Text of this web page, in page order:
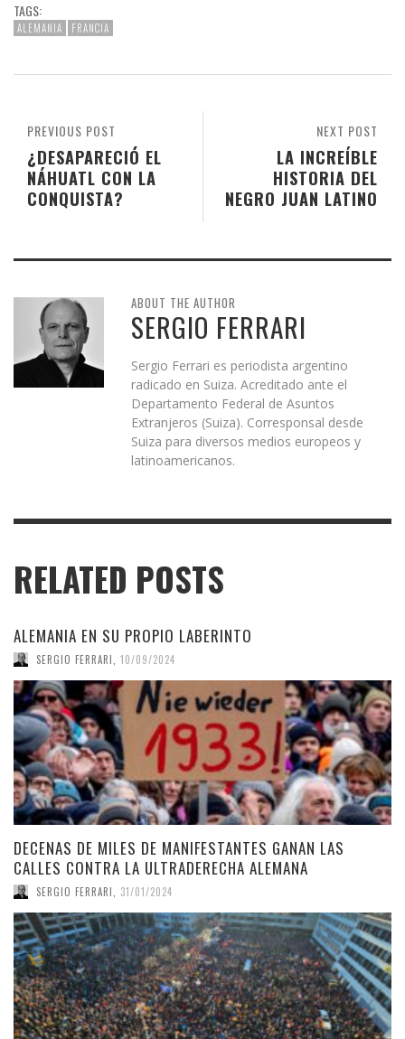
TAGS:
ALEMANIA FRANCIA
NEXT POST
LA INCREÍBLE
HISTORIA DEL
NEGRO JUAN LATINO
PREVIOUS POST
¿DESAPARECIÓ EL
NÁHUATL CON LA
CONQUISTA?
ABOUT THE AUTHOR
SERGIO FERRARI
Sergio Ferrari es periodista argentino
radicado en Suiza. Acreditado ante el
Departamento Federal de Asuntos
Extranjeros (Suiza). Corresponsal desde
Suiza para diversos medios europeos y
latinoamericanos.
RELATED POSTS
ALEMANIA EN SU PROPIO LABERINTO
SERGIO FERRARI, 10/09/2024
DECENAS DE MILES DE MANIFESTANTES GANAN LAS
CALLES CONTRA LA ULTRADERECHA ALEMANA
SERGIO FERRARI 31/01/2024